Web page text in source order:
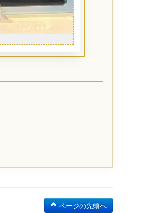
ページの先頭へ